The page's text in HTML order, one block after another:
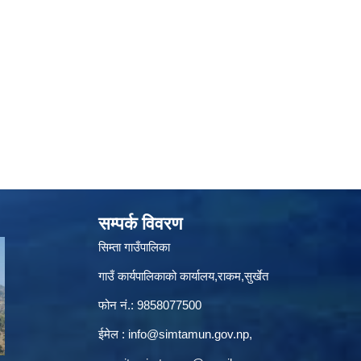
सम्पर्क विवरण
सिम्ता गाउँपालिका
गाउँ कार्यपालिकाको कार्यालय,राकम,सुर्खेत
फोन नं.: 9858077500
ईमेल‌ : info@simtamun.gov.np,